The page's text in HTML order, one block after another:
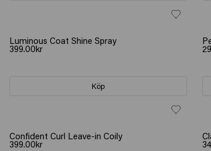
Luminous Coat Shine Spray
399.00kr
Köp
Confident Curl Leave-in Coily
399.00kr